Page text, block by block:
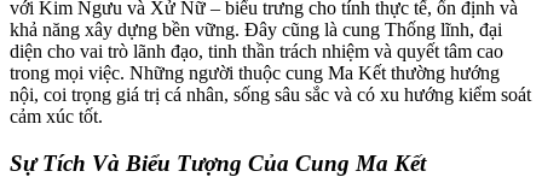
với Kim Ngưu và Xử Nữ – biểu trưng cho tính thực tế, ổn định và
khả năng xây dựng bền vững. Đây cũng là cung Thống lĩnh, đại
diện cho vai trò lãnh đạo, tinh thần trách nhiệm và quyết tâm cao
trong mọi việc. Những người thuộc cung Ma Kết thường hướng
nội, coi trọng giá trị cá nhân, sống sâu sắc và có xu hướng kiểm soát
cảm xúc tốt.
Sự Tích Và Biểu Tượng Của Cung Ma Kết